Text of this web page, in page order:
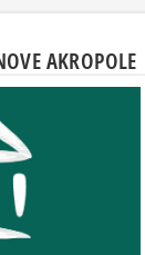
AKROPOLE